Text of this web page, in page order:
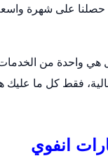
حصلنا على شهرة
واحدة من الخدمات
فقط كل ما عليك
انفوي